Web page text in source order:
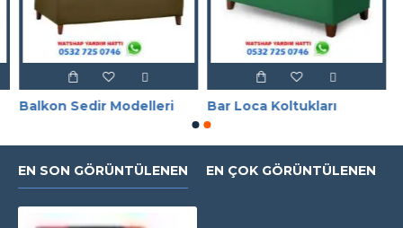
Balkon Sedir Modelleri Bar Loca Koltukları
EN SON GÖRÜNTÜLENEN EN ÇOK GÖRÜNTÜLENEN